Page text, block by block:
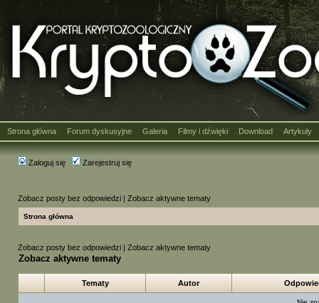
Strona główna · Forum dyskusyjne · Galeria · Filmy i dźwięki · Download · Artykuły
Zaloguj się Zarejestruj się
Zobacz posty bez odpowiedzi | Zobacz aktywne tematy
Strona główna
Zobacz posty bez odpowiedzi | Zobacz aktywne tematy
Zobacz aktywne tematy
Tematy Autor